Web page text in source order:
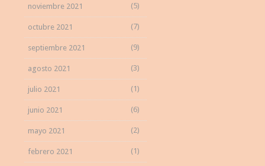
noviembre 2021 (5)
octubre 2021 (7)
septiembre 2021 (9)
agosto 2021 (3)
julio 2021 (1)
junio 2021 (6)
mayo 2021 (2)
febrero 2021 (1)